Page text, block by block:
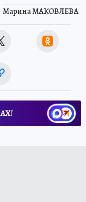
Марина МАКОВЛЕВА